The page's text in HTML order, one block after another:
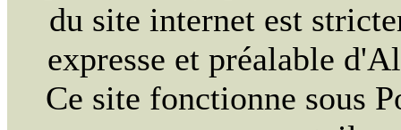
du site internet est
expresse et préalable
Ce site fonctionne sous